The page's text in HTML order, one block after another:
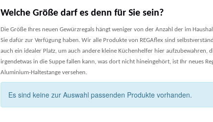
Welche Größe darf es denn für Sie sein?
Die Größe Ihres neuen Gewürzregals hängt weniger von der Anzahl der im
Sie dafür zur Verfügung haben. Wir alle Produkte von REGAflex sind
auch ein idealer Platz, um auch andere kleine Küchenhelfer hier
irgendetwas in die Suppe fallen kann, was dort nicht hineingehört, ist Ihr neues
Aluminium-Haltestange versehen.
Es sind keine zur Auswahl passenden Produkte vorhanden.